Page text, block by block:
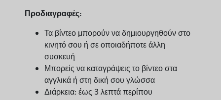
Προδιαγραφές:
Τα βίντεο μπορούν να δημιουργηθούν στο
κινητό σου ή σε οποιαδήποτε άλλη
συσκευή
Μπορείς να καταγράψεις το βίντεο στα
αγγλικά ή στη δική σου γλώσσα
Διάρκεια: έως 3 λεπτά περίπου